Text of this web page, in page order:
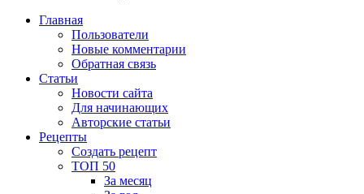
Главная
Пользователи
Новые комментарии
Обратная связь
Статьи
Новости сайта
Для начинающих
Авторские статьи
Рецепты
Создать рецепт
ТОП 50
За месяц